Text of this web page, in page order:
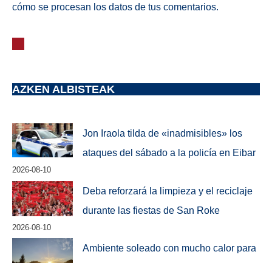
cómo se procesan los datos de tus comentarios.
AZKEN ALBISTEAK
Jon Iraola tilda de «inadmisibles» los
ataques del sábado a la policía en Eibar
2026-08-10
Deba reforzará la limpieza y el reciclaje
durante las fiestas de San Roke
2026-08-10
Ambiente soleado con mucho calor para